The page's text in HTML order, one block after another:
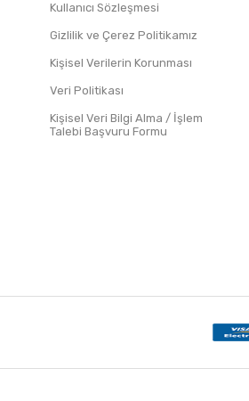
Kullanıcı Sözleşmesi
Gizlilik ve Çerez Politikamız
Kişisel Verilerin Korunması
Veri Politikası
Kişisel Veri Bilgi Alma / İşlem
Talebi Başvuru Formu